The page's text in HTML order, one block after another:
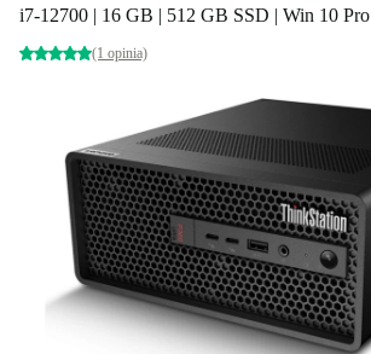
i7-12700 | 16 GB | 512 GB SSD | Win 10 Pro
(1 opinia)